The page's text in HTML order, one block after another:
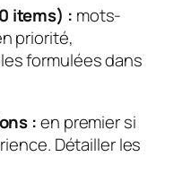
items) : mots-
priorité,
formulées dans
:en premier si
Détailler les